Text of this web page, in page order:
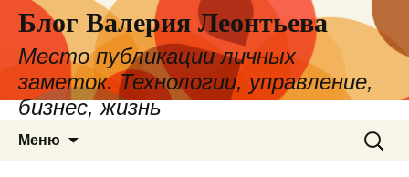
Блог Валерия Леонтьева
Место публикации личных
заметок. Технологии, управление,
бизнес, жизнь
Меню
Найти: